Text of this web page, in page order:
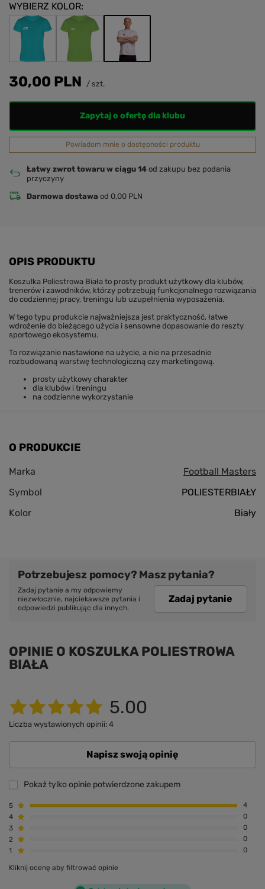
WYBIERZ KOLOR
30,00 PLN / szt.
Zapytaj o ofertę dla klubu
Powiadom mnie o dostępności produktu
Łatwy zwrot towaru w ciągu 14 od zakupu bez podania
przyczyny
Darmowa dostawa od 0,00 PLN
OPIS PRODUKTU
Koszulka Poliestrowa Biała to prosty produkt użytkowy dla klubów,
trenerów i zawodników, którzy potrzebują funkcjonalnego rozwiązania
do codziennej pracy, treningu lub uzupełnienia wyposażenia.
W tego typu produkcie najważniejsza jest praktyczność, łatwe
wdrożenie do bieżącego użycia i sensowne dopasowanie do reszty
sportowego ekosystemu.
To rozwiązanie nastawione na użycie, a nie na przesadnie
rozbudowaną warstwę technologiczną czy marketingową.
prosty użytkowy charakter
dla klubów i treningu
na codzienne wykorzystanie
O PRODUKCIE
Marka
Football Masters
Symbol
POLIESTERBIAŁY
Kolor
Biały
Potrzebujesz pomocy? Masz pytania?
Zadaj pytanie a my odpowiemy
niezwłocznie, najciekawsze pytania i
odpowiedzi publikując dla innych.
Zadaj pytanie
OPINIE O KOSZULKA POLIESTROWA
BIAŁA
5.00
Liczba wystawionych opinii: 4
Napisz swoją opinię
Pokaż tylko opinie potwierdzone zakupem
5
4
4
0
3
0
2
0
1
0
Kliknij ocenę aby filtrować opinie